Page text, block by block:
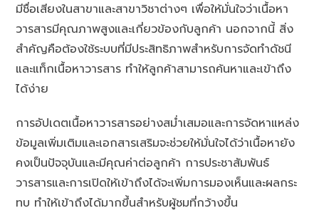
มีชื่อเสียงในสาขาและสาขาวิชาต่างๆ เพื่อให้มั่นใจว่าเนื้อหา
วารสารมีคุณภาพสูงและเกี่ยวข้องกับลูกค้า นอกจากนี้ สิ่ง
สำคัญคือต้องใช้ระบบที่มีประสิทธิภาพสำหรับการจัดทำดัชนี
และแท็กเนื้อหาวารสาร ทำให้ลูกค้าสามารถค้นหาและเข้าถึง
ได้ง่าย
การอัปเดตเนื้อหาวารสารอย่างสม่ำเสมอและการจัดหาแหล่ง
ข้อมูลเพิ่มเติมและเอกสารเสริมจะช่วยให้มั่นใจได้ว่าเนื้อหายัง
คงเป็นปัจจุบันและมีคุณค่าต่อลูกค้า การประชาสัมพันธ์
วารสารและการเปิดให้เข้าถึงได้จะเพิ่มการมองเห็นและผลกระ
ทบ ทำให้เข้าถึงได้มากขึ้นสำหรับผู้ชมที่กว้างขึ้น